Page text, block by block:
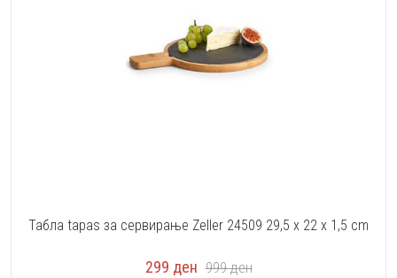
Табла tapas за сервирање Zeller 24509 29,5 x 22 x 1,5 cm
299 ден 999ден